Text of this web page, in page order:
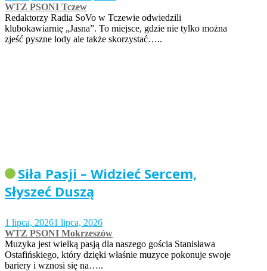
WTZ PSONI Tczew
Redaktorzy Radia SoVo w Tczewie odwiedzili
klubokawiarnię „Jasna”. To miejsce, gdzie nie tylko można
zjeść pyszne lody ale także skorzystać…..
Siła Pasji – Widzieć Sercem,
Słyszeć Duszą
1 lipca, 20261 lipca, 2026
WTZ PSONI Mokrzeszów
Muzyka jest wielką pasją dla naszego gościa Stanisława
Ostafińskiego, który dzięki właśnie muzyce pokonuje swoje
bariery i wznosi się na…..